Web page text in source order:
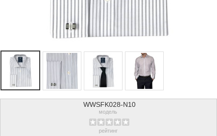
WWSFK028-N10
модель
рейтинг